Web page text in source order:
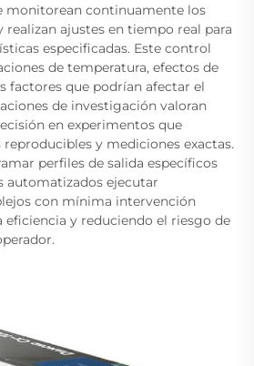
monitorean continuamente los
realizan ajustes en tiempo real para
especificadas. Este control
de temperatura, efectos de
factores que podrían afectar el
de investigación valoran
en experimentos que
y mediciones exactas.
perfiles de salida específicos
automatizados ejecutar
con mínima intervención
eficiencia y reduciendo el riesgo de